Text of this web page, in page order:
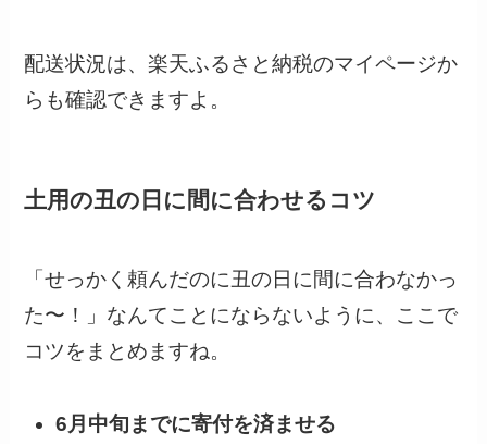
配送状況は、楽天ふるさと納税のマイページか
らも確認できますよ。
土用の丑の日に間に合わせるコツ
「せっかく頼んだのに丑の日に間に合わなかっ
た〜！」なんてことにならないように、ここで
コツをまとめますね。
6月中旬までに寄付を済ませる